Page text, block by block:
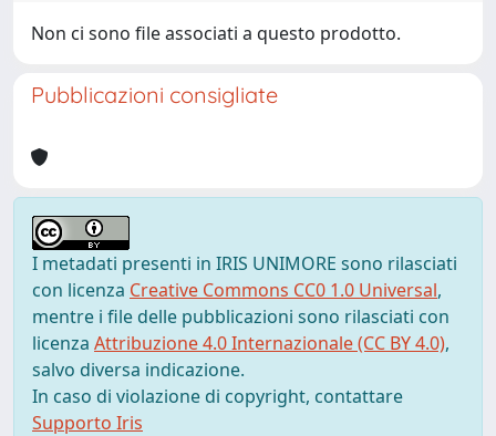
Non ci sono file associati a questo prodotto.
Pubblicazioni consigliate
I metadati presenti in IRIS UNIMORE sono rilasciati
con licenza Creative Commons CC0 1.0 Universal,
mentre i file delle pubblicazioni sono rilasciati con
licenza Attribuzione 4.0 Internazionale (CC BY 4.0),
salvo diversa indicazione.
In caso di violazione di copyright, contattare
Supporto Iris